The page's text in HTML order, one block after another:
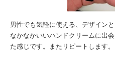
男性でも気軽に使える、デザインと
なかなかいいハンドクリームに出
た感じです。またリピートします